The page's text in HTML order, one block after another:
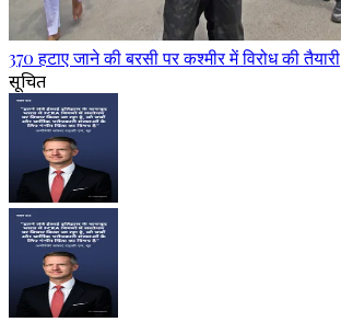
370 हटाए जाने की बरसी पर कश्मीर में विरोध की तैयारी
सूचित